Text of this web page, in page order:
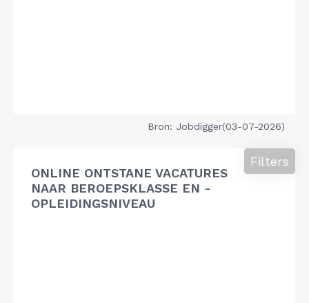
Bron: Jobdigger(03-07-2026)
ONLINE ONTSTANE VACATURES
NAAR BEROEPSKLASSE EN -
OPLEIDINGSNIVEAU
Filters